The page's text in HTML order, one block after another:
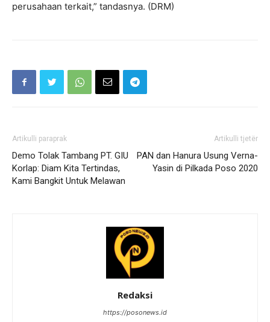
perusahaan terkait,” tandasnya. (DRM)
Artikulli paraprak
Demo Tolak Tambang PT. GIU
Korlap: Diam Kita Tertindas,
Kami Bangkit Untuk Melawan
Artikulli tjetër
PAN dan Hanura Usung Verna-
Yasin di Pilkada Poso 2020
Redaksi
https://posonews.id